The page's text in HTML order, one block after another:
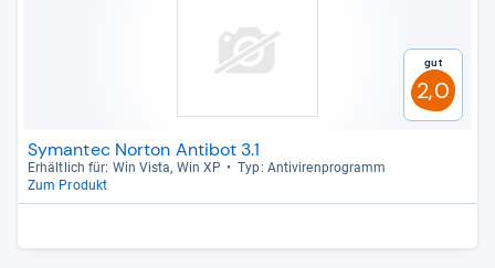
Gut
2,0
Symantec Norton Antibot 3.1
Erhält­lich für: Win Vista, Win XP
Typ: Anti­vi­ren­pro­gramm
Zum Produkt